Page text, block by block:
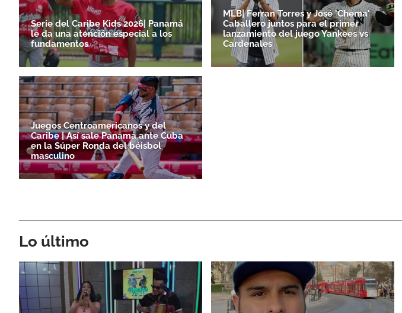
Serie del Caribe Kids 2026| Panamá
le da una atención especial a los
fundamentos
MLB| Ferran Torres y José 'Chema'
Caballero juntos para el primer
lanzamiento del juego Yankees vs
Cardenales
Juegos Centroamericanos y del
Caribe | Así sale Panamá ante Cuba
en la Súper Ronda del béisbol
masculino
Lo último